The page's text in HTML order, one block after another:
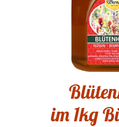
im 1kg